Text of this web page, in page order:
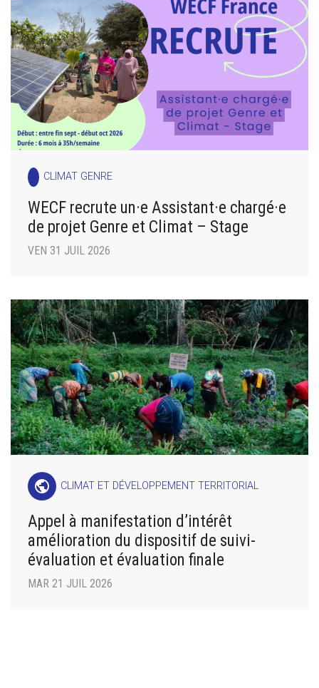
CLIMAT GENRE
WECF recrute un·e Assistant·e chargé·e
de projet Genre et Climat – Stage
VEN 31 JUIL 2026
public CLIMAT ET DÉVELOPPEMENT TERRITORIAL
Appel à manifestation d’intérêt
amélioration du dispositif de suivi-
évaluation et évaluation finale
MAR 21 JUIL 2026